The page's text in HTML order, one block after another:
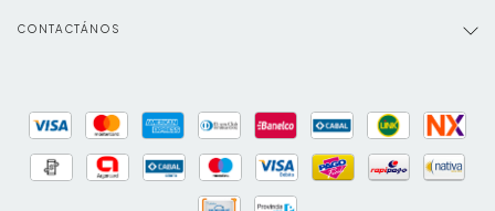
CONTACTÁNOS